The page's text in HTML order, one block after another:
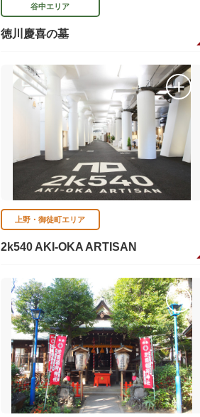
谷中エリア
徳川慶喜の墓
上野・御徒町エリア
2k540 AKI-OKA ARTISAN